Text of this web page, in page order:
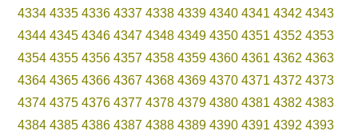
4334 4335 4336 4337 4338 4339 4340 4341 4342 4343
4344 4345 4346 4347 4348 4349 4350 4351 4352 4353
4354 4355 4356 4357 4358 4359 4360 4361 4362 4363
4364 4365 4366 4367 4368 4369 4370 4371 4372 4373
4374 4375 4376 4377 4378 4379 4380 4381 4382 4383
4384 4385 4386 4387 4388 4389 4390 4391 4392 4393